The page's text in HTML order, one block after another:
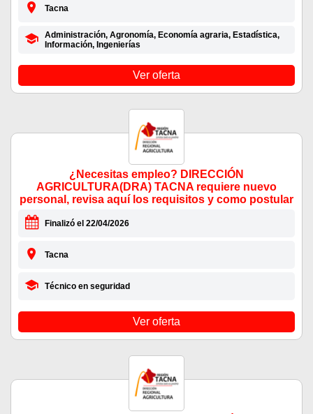
Tacna
Administración, Agronomía, Economía agraria, Estadística,
Información, Ingenierías
Ver oferta
¿Necesitas empleo? DIRECCIÓN
AGRICULTURA(DRA) TACNA requiere nuevo
personal, revisa aquí los requisitos y como postular
Finalizó el 22/04/2026
Tacna
Técnico en seguridad
Ver oferta